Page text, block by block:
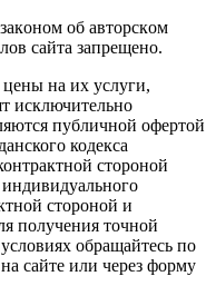
oб aвтopcкoм
caйтa зaпpeщeнo.
на их услуги,
исключительно
публичной офертой
кодекса
стороной
стороной и
получения точной
обращайтесь по
сайте или через форму